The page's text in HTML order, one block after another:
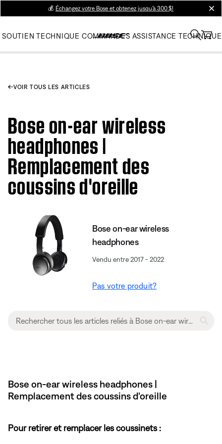
💰 Échangez votre Bose et obtenez jusqu’à 300 $!
SOUTIEN TECHNIQUE COMMANDES ASSISTANCE TECHNIQUE
VOIR TOUS LES ARTICLES
Bose on-ear wireless
headphones |
Remplacement des
coussins d'oreille
Bose on-ear wireless
headphones
Vendu entre 2017 - 2022
Pas votre produit?
Bose on-ear wireless headphones |
Remplacement des coussins d'oreille
Pour retirer et remplacer les coussinets :